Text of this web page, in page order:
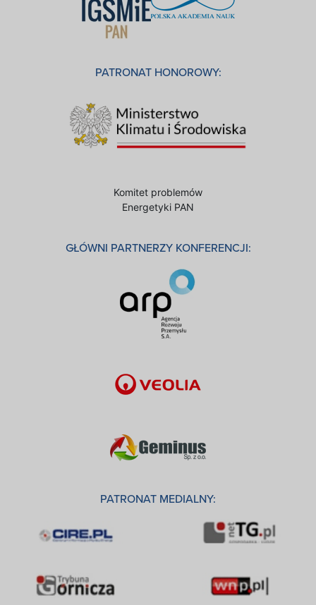
PATRONAT HONOROWY:
Komitet problemów
Energetyki PAN
GŁÓWNI PARTNERZY KONFERENCJI:
PATRONAT MEDIALNY: